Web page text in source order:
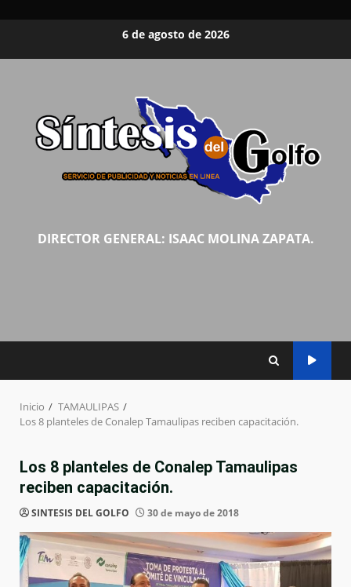
6 de agosto de 2026
DIRECTOR GENERAL: ISAAC MOLINA ZAPATA.
Inicio
TAMAULIPAS
Los 8 planteles de Conalep Tamaulipas reciben capacitación.
Los 8 planteles de Conalep Tamaulipas
reciben capacitación.
SINTESIS DEL GOLFO 30 de mayo de 2018